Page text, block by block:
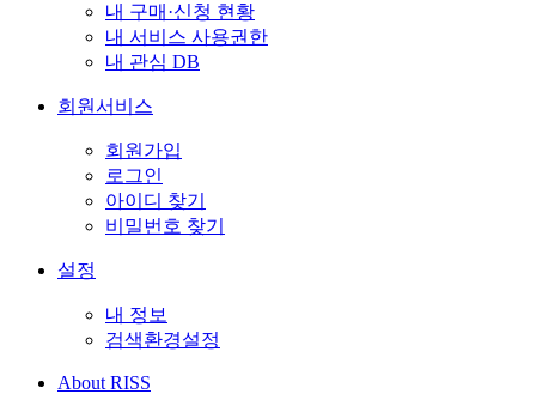
내 구매·신청 현황
내 서비스 사용권한
내 관심 DB
회원서비스
회원가입
로그인
아이디 찾기
비밀번호 찾기
설정
내 정보
검색환경설정
About RISS